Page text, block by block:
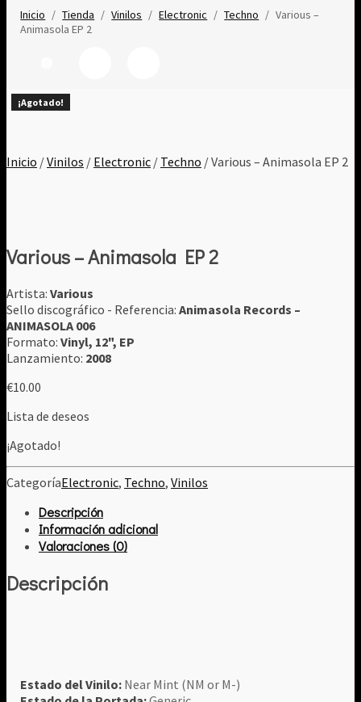
Inicio / Tienda / Vinilos / Electronic / Techno / Various ‎–
Animasola EP 2
Inicio /Vinilos / Electronic / Techno / Various ‎– Animasola EP 2
¡Agotado!
Various ‎– Animasola EP 2
Artista: Various
Sello discográfico - Referencia: Animasola Records ‎–
ANIMASOLA 006
Formato: Vinyl, 12", EP
Lanzamiento: 2008
€10.00
Lista de deseos
¡Agotado!
CategoríaElectronic, Techno, Vinilos
Descripción
Información adicional
Valoraciones (0)
Descripción
Estado del Vinilo: Near Mint (NM or M-)
¡Agotado!
¡Agotado!
¡Agotado!
¡Agotado!
¡Agotado!
¡Agotado!
¡Agotado!
¡Agotado!